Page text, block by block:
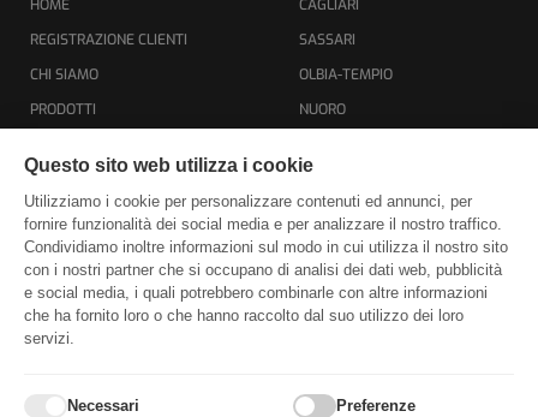
-
HOME
REGISTRAZIONE CLIENTI
CHI SIAMO
PRODOTTI
PRIVACY POLICY
COOKIE POLICY
SITEMAP
CAGLIARI
SASSARI
OLBIA-TEMPIO
NUORO
CARBONIA-IGLESIAS
MEDIO CAMPIDANO
OGLIASTRA
Dove Siamo
Questo sito web utilizza i cookie
Utilizziamo i cookie per personalizzare contenuti ed annunci, per
fornire funzionalità dei social media e per analizzare il nostro traffico.
Condividiamo inoltre informazioni sul modo in cui utilizza il nostro sito
con i nostri partner che si occupano di analisi dei dati web, pubblicità
e social media, i quali potrebbero combinarle con altre informazioni
che ha fornito loro o che hanno raccolto dal suo utilizzo dei loro
servizi.
Necessari Preferenze